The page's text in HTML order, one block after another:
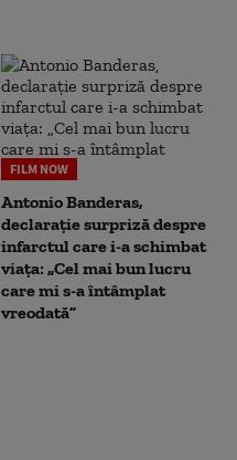
FILM NOW
Antonio Banderas,
declarație surpriză despre
infarctul care i-a schimbat
viața: „Cel mai bun lucru
care mi s-a întâmplat
vreodată”